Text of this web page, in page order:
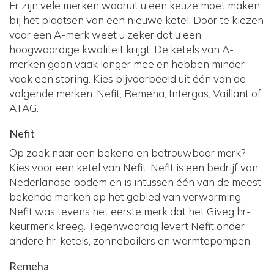
Er zijn vele merken waaruit u een keuze moet maken
bij het plaatsen van een nieuwe ketel. Door te kiezen
voor een A-merk weet u zeker dat u een
hoogwaardige kwaliteit krijgt. De ketels van A-
merken gaan vaak langer mee en hebben minder
vaak een storing. Kies bijvoorbeeld uit één van de
volgende merken: Nefit, Remeha, Intergas, Vaillant of
ATAG.
Nefit
Op zoek naar een bekend en betrouwbaar merk?
Kies voor een ketel van Nefit. Nefit is een bedrijf van
Nederlandse bodem en is intussen één van de meest
bekende merken op het gebied van verwarming.
Nefit was tevens het eerste merk dat het Giveg hr-
keurmerk kreeg. Tegenwoordig levert Nefit onder
andere hr-ketels, zonneboilers en warmtepompen.
Remeha